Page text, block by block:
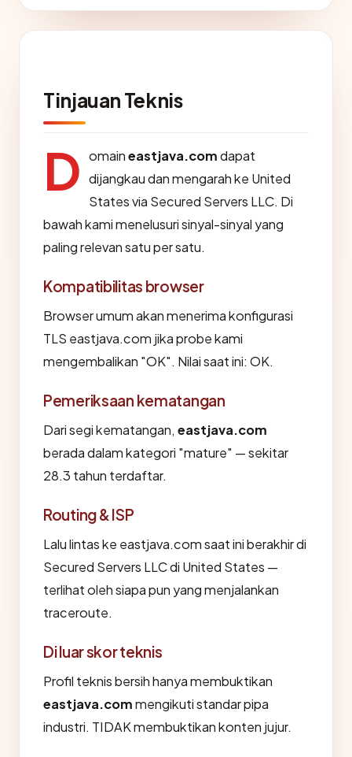
Tinjauan Teknis
D omaineastjava.comdapat
dijangkau dan mengarah ke United
States via Secured Servers LLC. Di
bawah kami menelusuri sinyal-sinyal yang
paling relevan satu per satu.
Kompatibilitas browser
Browser umum akan menerima konfigurasi
TLS eastjava.com jika probe kami
mengembalikan "OK". Nilai saat ini: OK.
Pemeriksaan kematangan
Dari segi kematangan, eastjava.com
berada dalam kategori "mature" — sekitar
28.3 tahun terdaftar.
Routing & ISP
Lalu lintas ke eastjava.com saat ini berakhir di
Secured Servers LLC di United States —
terlihat oleh siapa pun yang menjalankan
traceroute.
Di luar skor teknis
Profil teknis bersih hanya membuktikan
eastjava.commengikuti standar pipa
industri. TIDAK membuktikan konten jujur.